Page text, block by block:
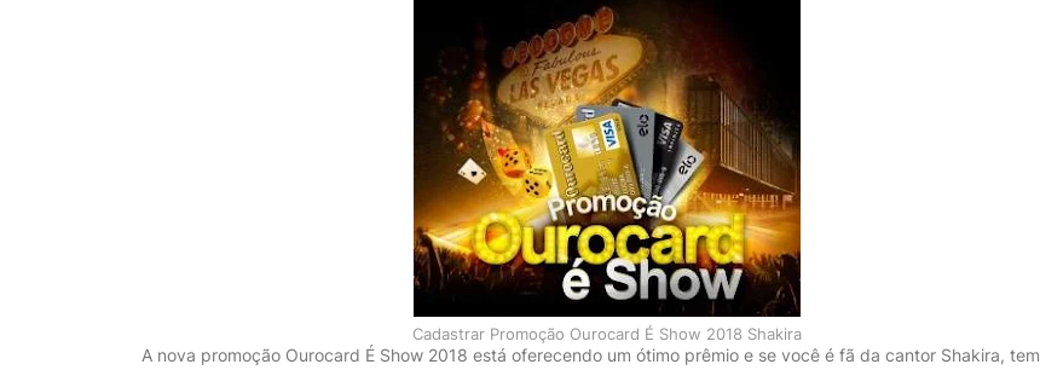
Cadastrar Promoção Ourocard É Show 2018 Shakira
A nova promoção Ourocard É Show 2018 está oferecendo um ótimo prêmio e se você é fã da cantor Shakira, tem